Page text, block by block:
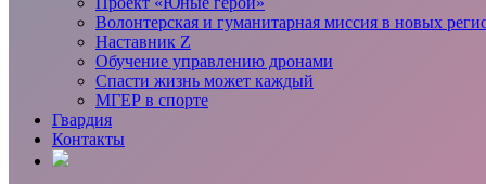
Волонтерская и гуманитарная миссия в новых
Наставник Z
Обучение управлению дронами
Спасти жизнь может каждый
МГЕР в спорте
Гвардия
Контакты